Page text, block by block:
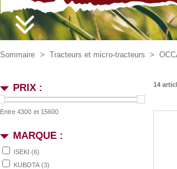
Sommaire > Tracteurs et micro-tracteurs >
PRIX :
Entre 4300 et 15600
MARQUE :
ISEKI(6)
KUBOTA(3)
14